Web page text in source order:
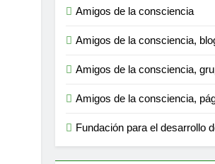
Amigos de la consciencia
Amigos de la consciencia,
Amigos de la consciencia,
Amigos de la consciencia,
Fundación para el desarrollo